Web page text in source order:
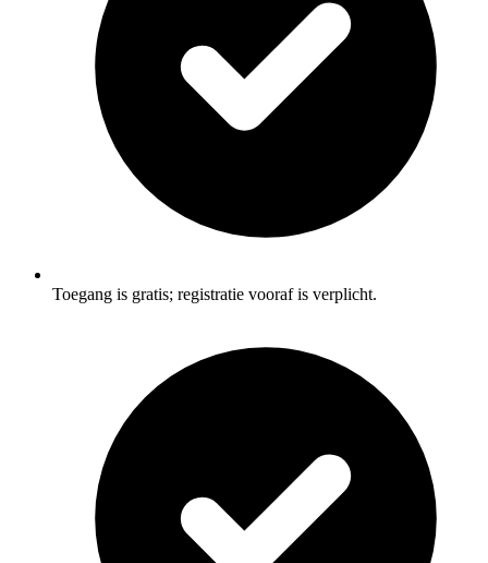
Toegang is gratis; registratie vooraf is verplicht.